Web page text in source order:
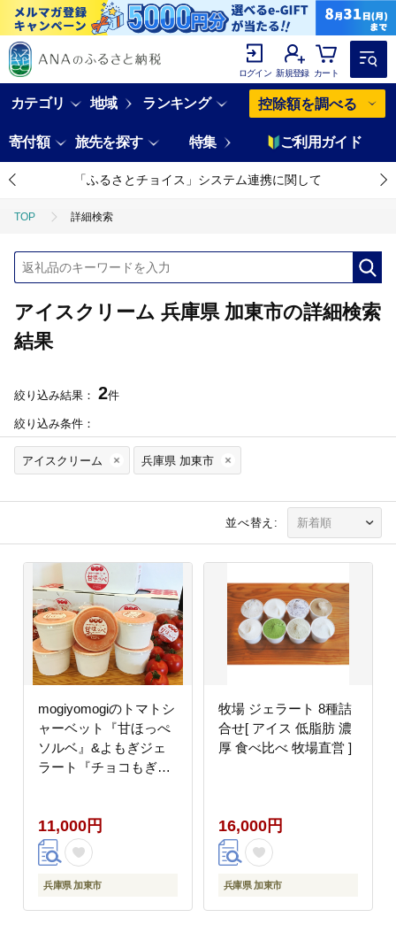
ログイン 新規登録 カート
カテゴリ 地域 ランキング 控除額を調べる
寄付額 旅先を探す 特集 ご利用ガイド
「ふるさとチョイス」システム連携に関して
TOP 詳細検索
アイスクリーム 兵庫県 加東市の詳細検索
結果
絞り込み結果： 2件
絞り込み条件：
アイスクリーム 兵庫県 加東市
並べ替え:
mogiyomogiのトマトシ
ャーベット『甘ほっぺ
ソルベ』&よもぎジェ
ラート『チョコもぎ』
11,000円
兵庫県 加東市
牧場 ジェラート 8種詰
合せ[ アイス 低脂肪 濃
厚 食べ比べ 牧場直営 ]
16,000円
兵庫県 加東市